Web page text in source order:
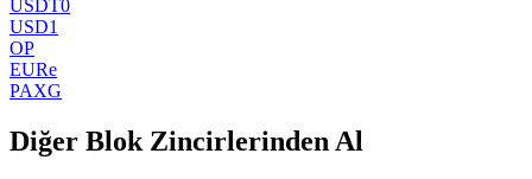
USDT0
USD1
OP
EURe
PAXG
Diğer Blok Zincirlerinden Al